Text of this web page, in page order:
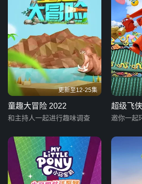
更新至12-25集
童趣大冒险 2022
和主持人一起进行趣味调查
超级飞
邀你一起